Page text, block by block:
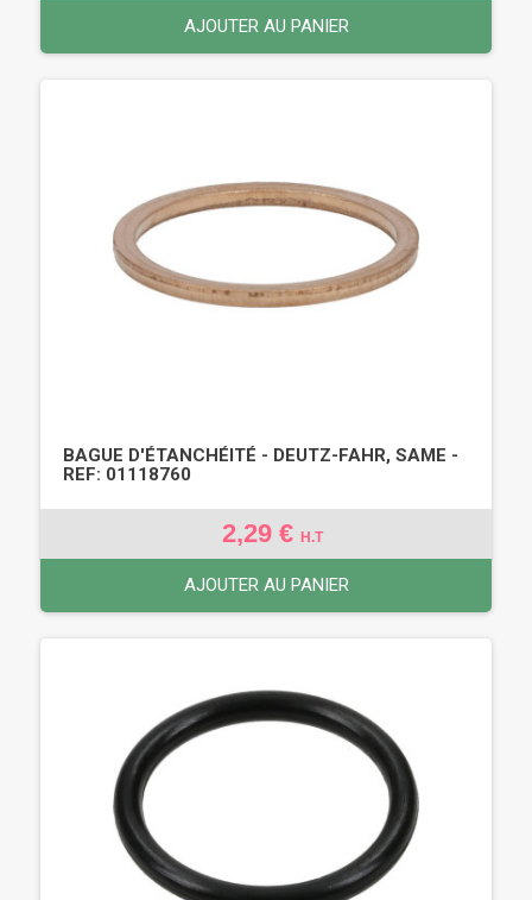
AJOUTER AU PANIER
BAGUE D'ÉTANCHÉITÉ - DEUTZ-FAHR, SAME -
REF: 01118760
2,29 € H.T
AJOUTER AU PANIER